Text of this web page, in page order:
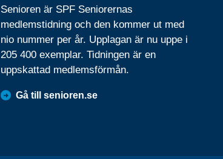
Senioren är SPF Seniorernas
medlemstidning och den kommer ut med
nio nummer per år. Upplagan är nu uppe i
205 400 exemplar. Tidningen är en
uppskattad medlemsförmån.
Gå till senioren.se